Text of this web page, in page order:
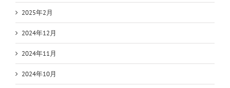
2025年2月
2024年12月
2024年11月
2024年10月